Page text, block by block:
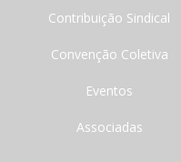
Contribuição Sindical
Convenção Coletiva
Eventos
Associadas